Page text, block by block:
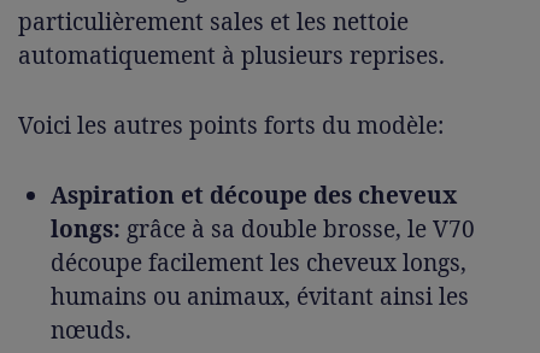
particulièrement sales et les nettoie
automatiquement à plusieurs reprises.
Voici les autres points forts du modèle:
Aspiration et découpe des cheveux
longs: grâce à sa double brosse, le V70
découpe facilement les cheveux longs,
humains ou animaux, évitant ainsi les
nœuds.